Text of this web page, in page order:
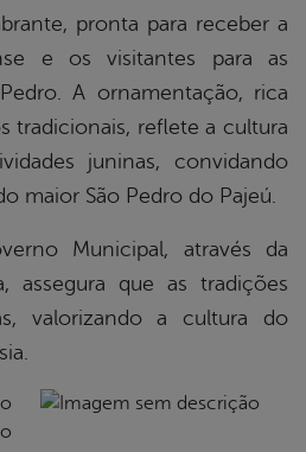
pronta para receber a
e os visitantes para as
A ornamentação, rica
tradicionais, reflete a cultura
juninas, convidando
maior São Pedro do Pajeú.
Municipal, através da
assegura que as tradições
valorizando a cultura do